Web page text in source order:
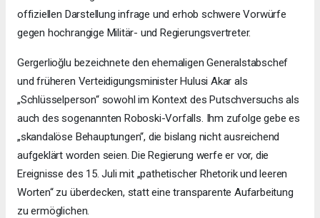
offiziellen Darstellung infrage und erhob schwere Vorwürfe
gegen hochrangige Militär- und Regierungsvertreter.
Gergerlioğlu bezeichnete den ehemaligen Generalstabschef
und früheren Verteidigungsminister Hulusi Akar als
„Schlüsselperson“ sowohl im Kontext des Putschversuchs als
auch des sogenannten Roboski-Vorfalls. Ihm zufolge gebe es
„skandalöse Behauptungen“, die bislang nicht ausreichend
aufgeklärt worden seien. Die Regierung werfe er vor, die
Ereignisse des 15. Juli mit „pathetischer Rhetorik und leeren
Worten“ zu überdecken, statt eine transparente Aufarbeitung
zu ermöglichen.